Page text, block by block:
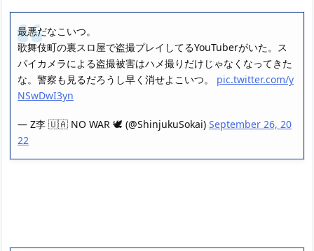
最悪だなこいつ。
歌舞伎町の裏スロ屋で盗撮プレイしてるYouTuberがいた。ス
パイカメラによる盗撮被害はハメ撮りだけじゃなくなってきた
な。警察も見るだろうし早く消せよこいつ。 pic.twitter.com/y
NSwDwI3yn
— Z李 🇺🇦 NO WAR 🕊 (@ShinjukuSokai) September 26, 20
22